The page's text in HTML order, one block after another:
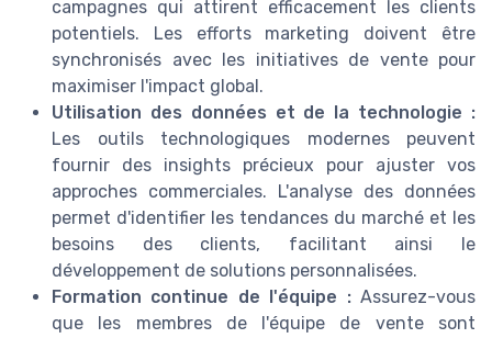
campagnes qui attirent efficacement les clients
potentiels. Les efforts marketing doivent être
synchronisés avec les initiatives de vente pour
maximiser l'impact global.
Utilisation des données et de la technologie :
Les outils technologiques modernes peuvent
fournir des insights précieux pour ajuster vos
approches commerciales. L'analyse des données
permet d'identifier les tendances du marché et les
besoins des clients, facilitant ainsi le
développement de solutions personnalisées.
Formation continue de l'équipe :Assurez-vous
que les membres de l'équipe de vente sont